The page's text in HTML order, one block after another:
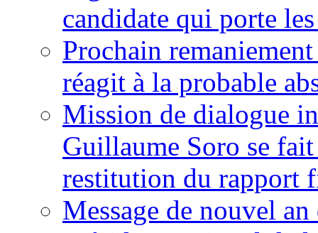
candidate qui porte
Prochain
réagit à la probable
Mission de dialogue
Guillaume Soro se
restitution du rapport
Message de nouvel